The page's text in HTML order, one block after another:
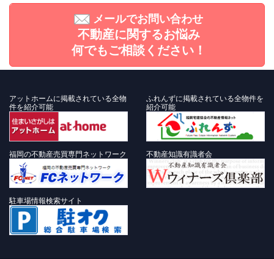
メールでお問い合わせ
不動産に関するお悩み
何でもご相談ください！
アットホームに掲載されている全物
件を紹介可能
ふれんずに掲載されている全物件を
紹介可能
福岡の不動産売買専門ネットワーク 不動産知識有識者会
駐車場情報検索サイト